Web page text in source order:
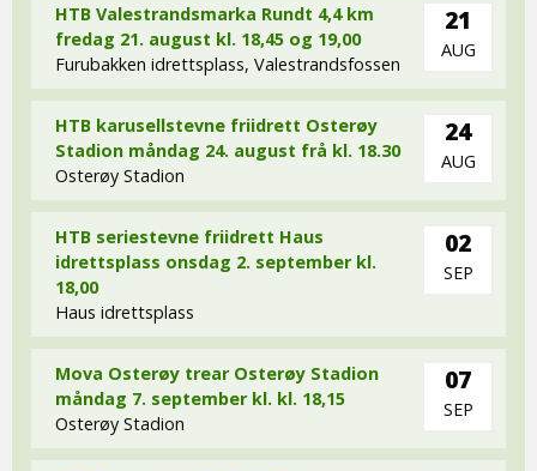
HTB Valestrandsmarka Rundt 4,4 km
fredag 21. august kl. 18,45 og 19,00
Furubakken idrettsplass, Valestrandsfossen
21
AUG
HTB karusellstevne friidrett Osterøy
Stadion måndag 24. august frå kl. 18.30
Osterøy Stadion
24
AUG
HTB seriestevne friidrett Haus
idrettsplass onsdag 2. september kl.
18,00
Haus idrettsplass
02
SEP
Mova Osterøy trear Osterøy Stadion
måndag 7. september kl. kl. 18,15
Osterøy Stadion
07
SEP